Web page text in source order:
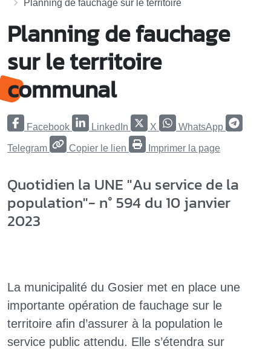
Planning de fauchage sur le territoire
Planning de fauchage
sur le territoire
communal
Facebook LinkedIn X WhatsApp
Telegram Copier le lien Imprimer la page
Quotidien la UNE "Au service de la
population"- n° 594 du 10 janvier
2023
La municipalité du Gosier met en place une
importante opération de fauchage sur le
territoire afin d’assurer à la population le
service public attendu. Elle s’étendra sur